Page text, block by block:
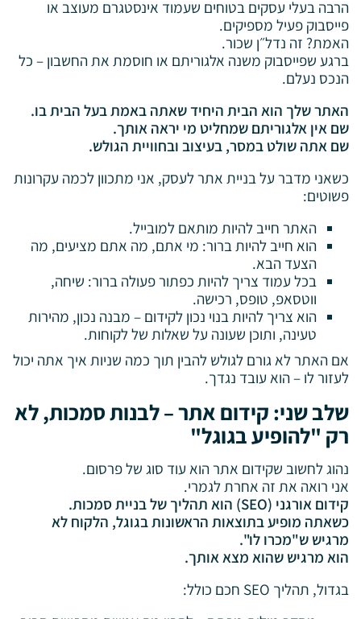
הרבה בעלי עסקים בטוחים שעמוד אינסטגרם מעוצב או
פייסבוק פעיל מספיקים.
האמת? זה נדל״ן שכור.
ברגע שפייסבוק משנה אלגוריתם או חוסמת את החשבון – כל
הנכס נעלם.
האתר שלך הוא הבית היחיד שאתה באמת בעל הבית בו.
שם אין אלגוריתם שמחליט מי יראה אותך.
שם אתה שולט במסר, בעיצוב ובחוויית הגולש.
כשאני מדבר על בניית אתר לעסק, אני מתכוון לכמה עקרונות
פשוטים:
האתר חייב להיות מותאם למובייל.
הוא חייב להיות ברור: מי אתם, מה אתם מציעים, מה
הצעד הבא.
בכל עמוד צריך להיות כפתור פעולה ברור: שיחה,
ווטסאפ, טופס, רכישה.
הוא צריך להיות בנוי נכון לקידום – מבנה נכון, מהירות
טעינה, ותוכן שעונה על שאלות של לקוחות.
אם האתר לא גורם לגולש להבין תוך כמה שניות איך אתה יכול
לעזור לו – הוא עובד נגדך.
שלב שני: קידום אתר – לבנות סמכות, לא
רק "להופיע בגוגל"
נהוג לחשוב שקידום אתר הוא עוד סוג של פרסום.
אני רואה את זה אחרת לגמרי.
קידום אורגני (SEO) הוא תהליך של בניית סמכות.
כשאתה מופיע בתוצאות הראשונות בגוגל, הלקוח לא
מרגיש ש"מכרו לו".
הוא מרגיש שהוא מצא אותך.
בגדול, תהליך SEO חכם כולל: